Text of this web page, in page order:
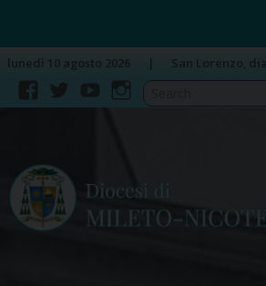
content
lunedì 10 agosto 2026 San Lorenzo,
facebook
twitteryoutubeinstagram